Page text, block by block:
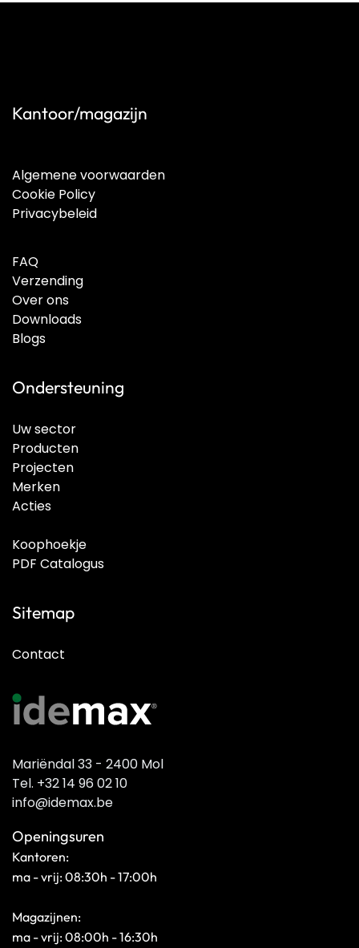
Kantoor/magazijn
Algemene voorwaarden
Cookie Policy
Privacybeleid
FAQ
Verzending
Over ons
Downloads
Blogs
Ondersteuning
Uw sector
Producten
Projecten
Merken
Acties
Koophoekje
PDF Catalogus
Sitemap
Contact
Mariëndal 33 - 2400 Mol
Tel. +32 14 96 02 10
info@idemax.be
Openingsuren
Kantoren:
ma - vrij: 08:30h - 17:00h
Magazijnen:
ma - vrij: 08:00h - 16:30h